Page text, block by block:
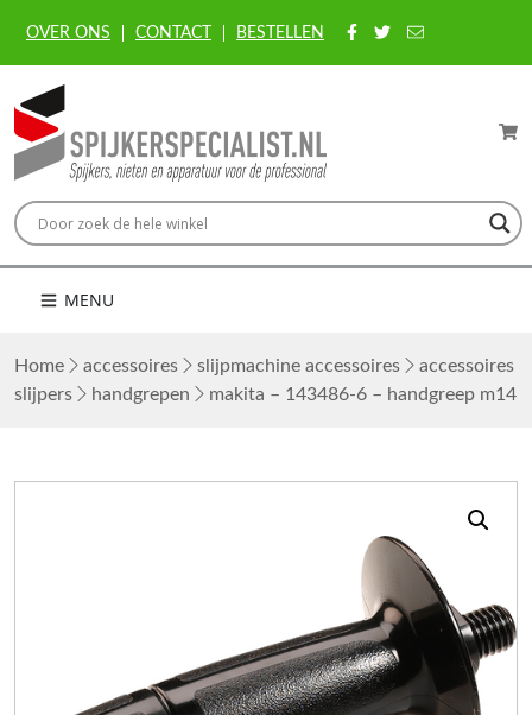
OVER ONS CONTACT BESTELLEN
MENU
Home accessoires slijpmachine accessoires
accessoires
slijpers
handgrepen makita – 143486-6 – handgreep m14